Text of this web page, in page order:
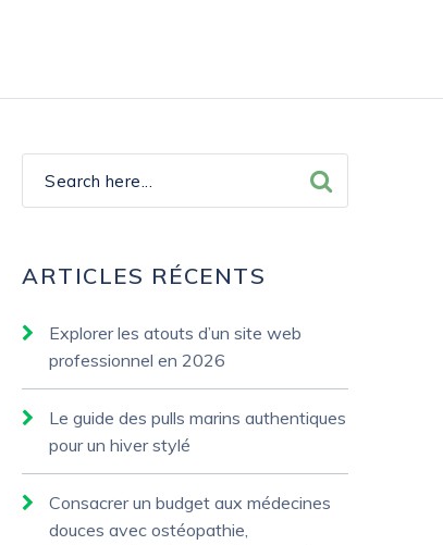
ARTICLES RÉCENTS
Explorer les atouts d’un site web
professionnel en 2026
Le guide des pulls marins authentiques
pour un hiver stylé
Consacrer un budget aux médecines
douces avec ostéopathie,